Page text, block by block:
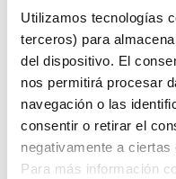
Utilizamos tecnologías
terceros) para
del dispositivo. El
nos permitirá procesar
navegación o las
consentir o retirar el
negativamente a
Para más información
Click&Collect - Recogida
en nuestras tiendas